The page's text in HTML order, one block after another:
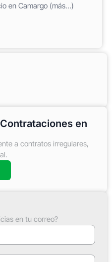
en Camargo (más…)
en
a contratos irregulares,
en tu correo?